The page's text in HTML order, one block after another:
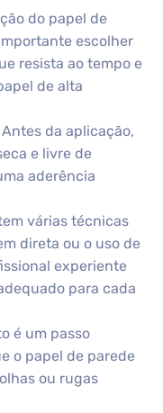
do papel de
escolher
resista ao tempo e
de alta
Antes da aplicação,
e livre de
aderência
várias técnicas
direta ou o uso de
experiente
para cada
é um passo
o papel de parede
ou rugas